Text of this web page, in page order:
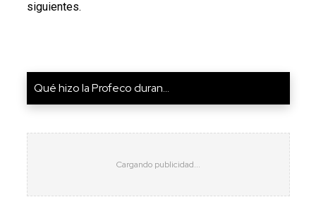
siguientes.
Qué hizo la Profeco duran...